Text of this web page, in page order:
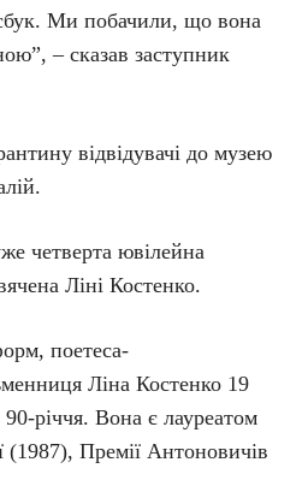
Ми побачили, що вона
– сказав заступник
відвідувачі до музею
четверта ювілейна
Ліні Костенко.
поетеса-
Ліна Костенко 19
90-річчя. Вона є лауреатом
(1987), Премії Антоновичів